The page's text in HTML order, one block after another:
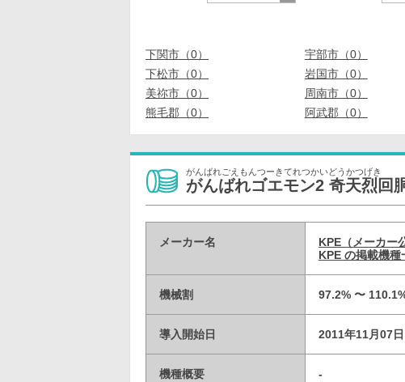
下関市（0） 宇部市（0）
下松市（0）
岩国市（0）
美祢市（0）
周南市（0）
熊毛郡（0）
阿武郡（0）
がんばれごえもんつーきてれつかいどうかつげき
がんばれゴエモン2 奇天烈回
メーカー名
KPE（メーカー
KPE の掲載機種
機械割 97.2% 〜
導入開始日 2011年11月07日
機種概要 -